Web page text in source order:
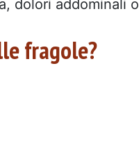
dolori addominali
fragole?